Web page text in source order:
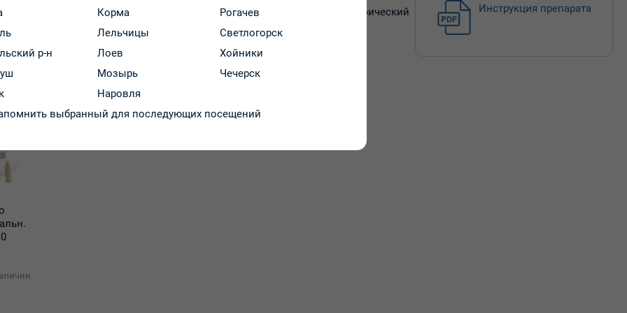
Инструкция препарата
эрозивно-язвенный сфинктерит и проктит, катаральный и атрофический
толстой кишки.
р-н
Корма
Лельчицы
Лоев
Мозырь
Наровля
Рогачев
Светлогорск
Хойники
Чечерск
выбранный для последующих посещений